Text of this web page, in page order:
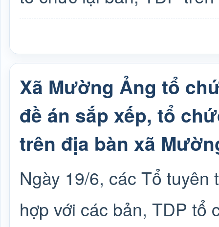
Xã Mường Ảng tổ
đề án sắp xếp, tổ
trên địa bàn xã
Ngày 19/6, các Tổ
hợp với các bản, TDP tổ